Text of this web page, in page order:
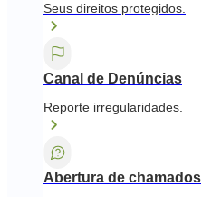
Seus direitos protegidos.
Canal de Denúncias
Reporte irregularidades.
Abertura de chamados